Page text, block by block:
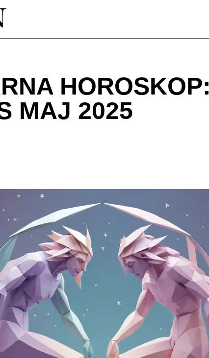
HOROSKOP:
MAJ 2025